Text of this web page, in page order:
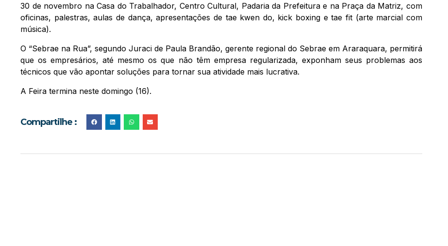
30 de novembro na Casa do Trabalhador, Centro Cultural, Padaria da Prefeitura e na Praça da Matriz, com
oficinas, palestras, aulas de dança, apresentações de tae kwen do, kick boxing e tae fit (arte marcial com
música).
O “Sebrae na Rua”, segundo Juraci de Paula Brandão, gerente regional do Sebrae em Araraquara, permitirá
que os empresários, até mesmo os que não têm empresa regularizada, exponham seus problemas aos
técnicos que vão apontar soluções para tornar sua atividade mais lucrativa.
A Feira termina neste domingo (16).
Compartilhe :